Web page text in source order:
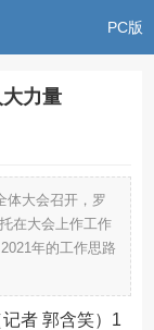
PC版
力量
体大会召开，罗
在大会上作工作
年的工作思路
记者 郭含笑）1